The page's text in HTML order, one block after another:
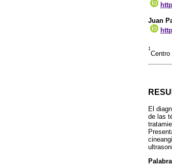
Juan
1
Centro
El
de las